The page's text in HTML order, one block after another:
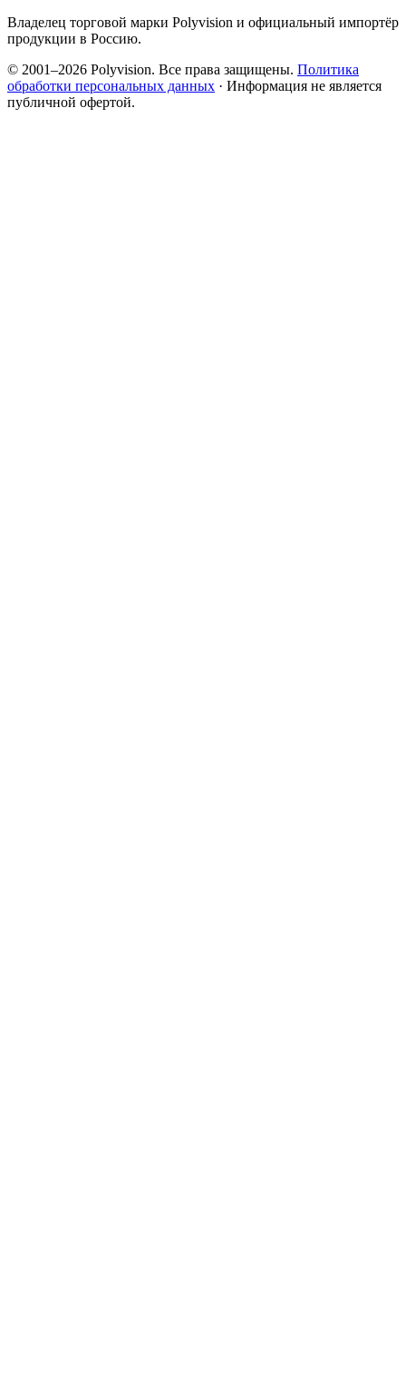
Владелец торговой марки Polyvision и официальный импортёр
продукции в Россию.
© 2001–2026 Polyvision. Все права защищены. Политика
обработки персональных данных · Информация не является
публичной офертой.